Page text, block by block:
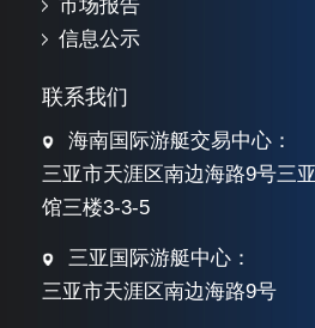
市场报告
信息公示
联系我们
海南国际游艇交易中心：
三亚市天涯区南边海路9号三
馆三楼3-3-5
三亚国际游艇中心：
三亚市天涯区南边海路9号